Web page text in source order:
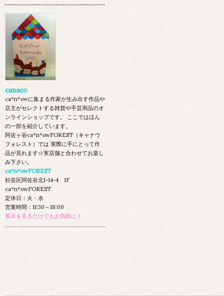
canaco
ca*n*owに集まる作家が生み出す作品や
店主がセレクトする雑貨や手芸用品のオ
ンラインショップです。 ここではほん
の一部を紹介しています。
阿佐ヶ谷ca*n*owFOREST（キャナウ
フォレスト）では 実際に手にとって作
品が見れます☆実店舗と合わせてお楽し
み下さい。
ca*n*owFOREST
杉並区阿佐谷北1-14-4 1F
ca*n*owFOREST
定休日：火・水
営業時間：11:30～18:00
展示を見るだけでもお気軽に！